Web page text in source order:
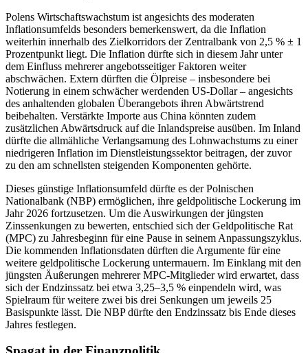
Polens Wirtschaftswachstum ist angesichts des moderaten
Inflationsumfelds besonders bemerkenswert, da die Inflation
weiterhin innerhalb des Zielkorridors der Zentralbank von 2,5 % ± 1
Prozentpunkt liegt. Die Inflation dürfte sich in diesem Jahr unter
dem Einfluss mehrerer angebotsseitiger Faktoren weiter
abschwächen. Extern dürften die Ölpreise – insbesondere bei
Notierung in einem schwächer werdenden US-Dollar – angesichts
des anhaltenden globalen Überangebots ihren Abwärtstrend
beibehalten. Verstärkte Importe aus China könnten zudem
zusätzlichen Abwärtsdruck auf die Inlandspreise ausüben. Im Inland
dürfte die allmähliche Verlangsamung des Lohnwachstums zu einer
niedrigeren Inflation im Dienstleistungssektor beitragen, der zuvor
zu den am schnellsten steigenden Komponenten gehörte.
Dieses günstige Inflationsumfeld dürfte es der Polnischen
Nationalbank (NBP) ermöglichen, ihre geldpolitische Lockerung im
Jahr 2026 fortzusetzen. Um die Auswirkungen der jüngsten
Zinssenkungen zu bewerten, entschied sich der Geldpolitische Rat
(MPC) zu Jahresbeginn für eine Pause in seinem Anpassungszyklus.
Die kommenden Inflationsdaten dürften die Argumente für eine
weitere geldpolitische Lockerung untermauern. Im Einklang mit den
jüngsten Äußerungen mehrerer MPC-Mitglieder wird erwartet, dass
sich der Endzinssatz bei etwa 3,25–3,5 % einpendeln wird, was
Spielraum für weitere zwei bis drei Senkungen um jeweils 25
Basispunkte lässt. Die NBP dürfte den Endzinssatz bis Ende dieses
Jahres festlegen.